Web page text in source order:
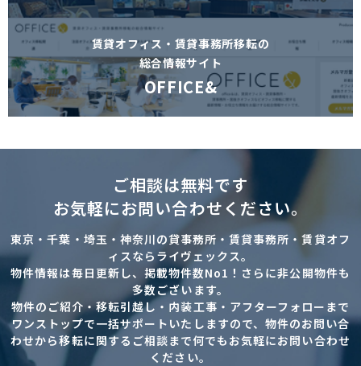
賃貸オフィス・賃貸事務所移転の
総合情報サイト
OFFICE&
ご相談は無料です
お気軽にお問い合わせください。
東京・千葉・埼玉・神奈川の貸事務所・賃貸事務所・賃貸オフ
ィスならライヴェックス。
物件情報は毎日更新し、掲載物件数No1！さらに非公開物件も
多数ございます。
物件のご紹介・移転引越し・内装工事・アフターフォローまで
ワンストップで一括サポートいたしますので、物件のお問い合
わせから移転に関するご相談まで何でもお気軽にお問い合わせ
ください。